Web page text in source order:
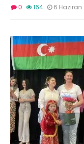
0 164 6 Haziran